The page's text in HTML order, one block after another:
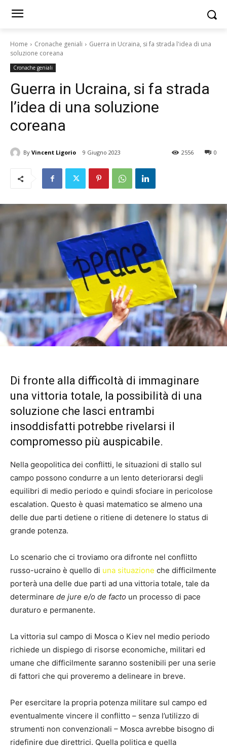
Home Cronache geniali
Guerra in Ucraina, si fa strada l'idea di una
soluzione coreana
Cronache geniali
Guerra in Ucraina, si fa strada
l’idea di una soluzione
coreana
By Vincent Ligorio 9 Giugno 2023 0
2556
Di fronte alla difficoltà di immaginare
una vittoria totale, la possibilità di una
soluzione che lasci entrambi
insoddisfatti potrebbe rivelarsi il
compromesso più auspicabile.
Nella geopolitica dei conflitti, le situazioni di stallo sul
campo possono condurre a un lento deteriorarsi degli
equilibri di medio periodo e quindi sfociare in pericolose
escalation. Questo è quasi matematico se almeno una
delle due parti detiene o ritiene di detenere lo status di
grande potenza.
Lo scenario che ci troviamo ora difronte nel conflitto
russo-ucraino è quello di una situazione che difficilmente
porterà una delle due parti ad una vittoria totale, tale da
determinare de jure e/o de facto un processo di pace
duraturo e permanente.
La vittoria sul campo di Mosca o Kiev nel medio periodo
richiede un dispiego di risorse economiche, militari ed
umane che difficilmente saranno sostenibili per una serie
di fattori che qui proveremo a delineare in breve.
Per esercitare la propria potenza militare sul campo ed
eventualmente vincere il conflitto – senza l’utilizzo di
strumenti non convenzionali – Mosca avrebbe bisogno di
ridefinire due direttrici. Quella politica e quella